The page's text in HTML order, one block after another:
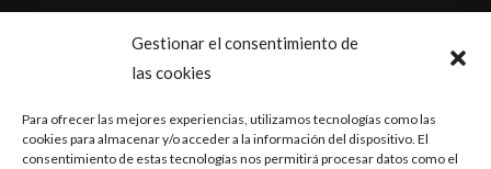
Gestionar el consentimiento de
las cookies
Para ofrecer las mejores experiencias, utilizamos tecnologías como las
cookies para almacenar y/o acceder a la información del dispositivo. El
consentimiento de estas tecnologías nos permitirá procesar datos como el
Contacto
info@originofcomics.com
Facebook